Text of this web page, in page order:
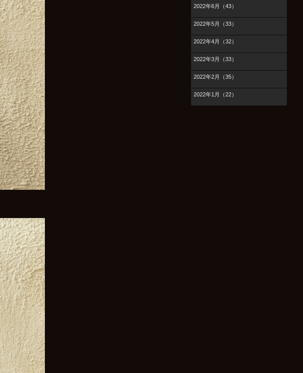
2022年6月（43）
2022年5月（33）
2022年4月（32）
2022年3月（33）
2022年2月（35）
2022年1月（22）